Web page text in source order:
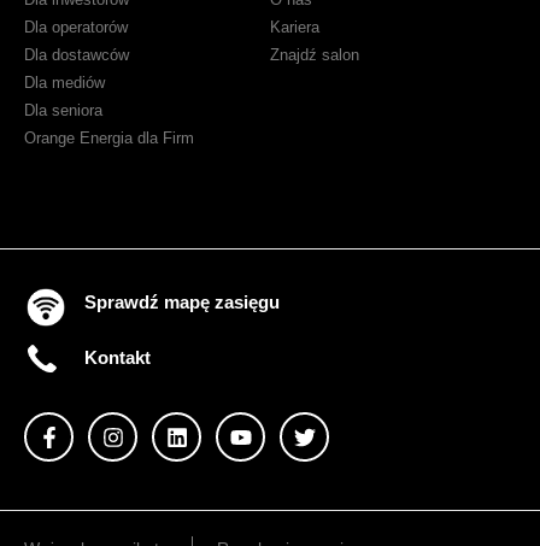
Dla operatorów
Dla dostawców
Dla mediów
Dla seniora
Orange Energia dla Firm
Kariera
Znajdź salon
Sprawdź mapę zasięgu
Kontakt